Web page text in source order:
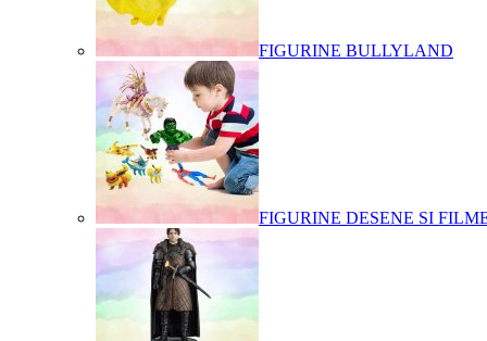
FIGURINE BULLYLAND
FIGURINE DESENE SI